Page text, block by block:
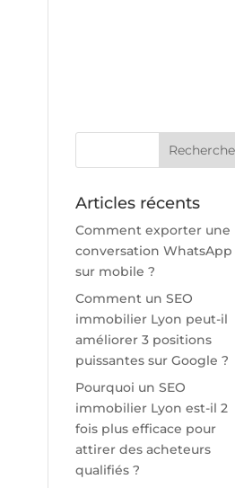
Articles récents
Comment exporter une
conversation WhatsApp
sur mobile ?
Comment un SEO
immobilier Lyon peut-il
améliorer 3 positions
puissantes sur Google ?
Pourquoi un SEO
immobilier Lyon est-il 2
fois plus efficace pour
attirer des acheteurs
qualifiés ?